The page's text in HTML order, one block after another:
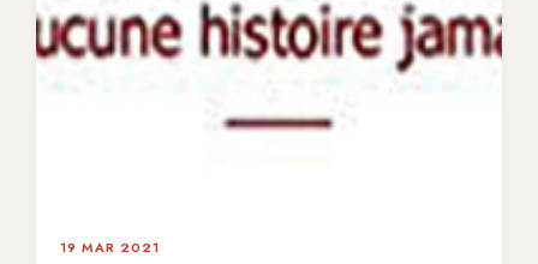
19 MAR 2021